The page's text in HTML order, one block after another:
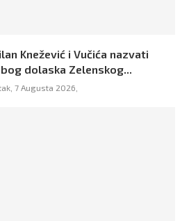
Knežević i Vučića nazvati
dolaska Zelenskog...
7 Augusta 2026,